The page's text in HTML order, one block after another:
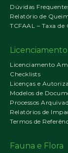
Dúvidas
Relatório de
TCFAAL – Taxa
Licenciamento
Checklists
Licenças e
Modelos de
Processos
Relatórios de
Termos de
Fauna e Flora